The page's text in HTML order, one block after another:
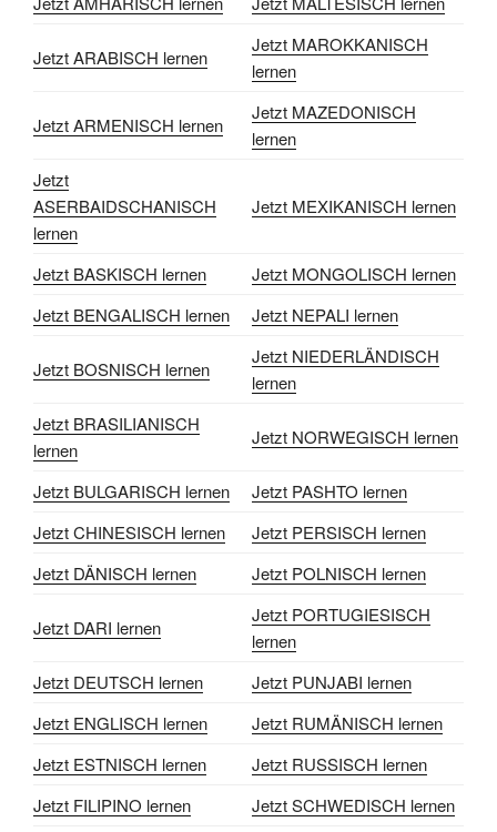
Jetzt ARABISCH lernen
Jetzt MAROKKANISCH
lernen
Jetzt ARMENISCH lernen
Jetzt MAZEDONISCH
lernen
Jetzt
ASERBAIDSCHANISCH
lernen
Jetzt MEXIKANISCH lernen
Jetzt BASKISCH lernen
Jetzt MONGOLISCH lernen
Jetzt BENGALISCH lernen
Jetzt NEPALI lernen
Jetzt BOSNISCH lernen
Jetzt NIEDERLÄNDISCH
lernen
Jetzt BRASILIANISCH
lernen
Jetzt NORWEGISCH lernen
Jetzt BULGARISCH lernen
Jetzt PASHTO lernen
Jetzt CHINESISCH lernen
Jetzt PERSISCH lernen
Jetzt DÄNISCH lernen
Jetzt POLNISCH lernen
Jetzt DARI lernen
Jetzt PORTUGIESISCH
lernen
Jetzt DEUTSCH lernen
Jetzt PUNJABI lernen
Jetzt ENGLISCH lernen
Jetzt RUMÄNISCH lernen
Jetzt ESTNISCH lernen
Jetzt RUSSISCH lernen
Jetzt FILIPINO lernen
Jetzt SCHWEDISCH lernen